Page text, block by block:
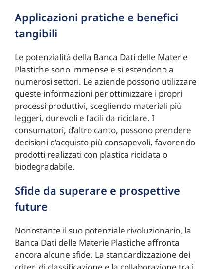
Applicazioni pratiche e benefici
tangibili
Le potenzialità della Banca Dati delle Materie
Plastiche sono immense e si estendono a
numerosi settori. Le aziende possono utilizzare
queste informazioni per ottimizzare i propri
processi produttivi, scegliendo materiali più
leggeri, durevoli e facili da riciclare. I
consumatori, d’altro canto, possono prendere
decisioni d’acquisto più consapevoli, favorendo
prodotti realizzati con plastica riciclata o
biodegradabile.
Sfide da superare e prospettive
future
Nonostante il suo potenziale rivoluzionario, la
Banca Dati delle Materie Plastiche affronta
ancora alcune sfide. La standardizzazione dei